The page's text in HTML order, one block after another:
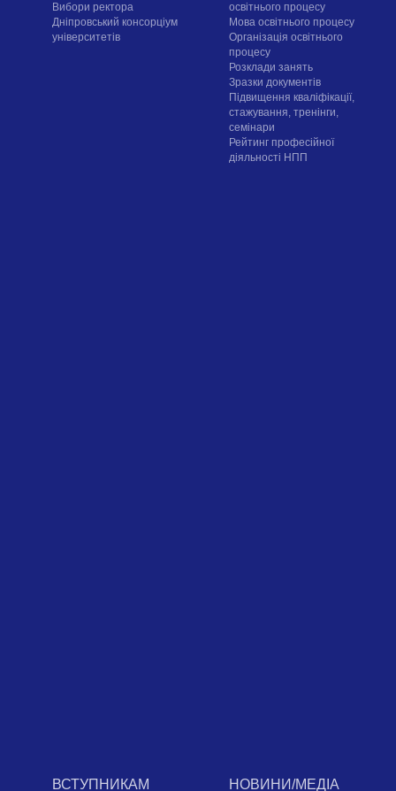
Вибори ректора
Дніпровський консорціум
університетів
освітнього процесу
Мова освітнього процесу
Організація освітнього
процесу
Розклади занять
Зразки документів
Підвищення кваліфікації,
стажування, тренінги,
семінари
Рейтинг професійної
діяльності НПП
ВСТУПНИКАМ НОВИНИ/МЕДІА